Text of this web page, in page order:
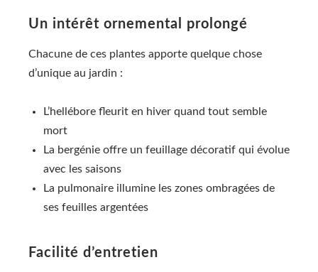
Un intérêt ornemental prolongé
Chacune de ces plantes apporte quelque chose
d’unique au jardin :
L’hellébore fleurit en hiver quand tout semble
mort
La bergénie offre un feuillage décoratif qui évolue
avec les saisons
La pulmonaire illumine les zones ombragées de
ses feuilles argentées
Facilité d’entretien